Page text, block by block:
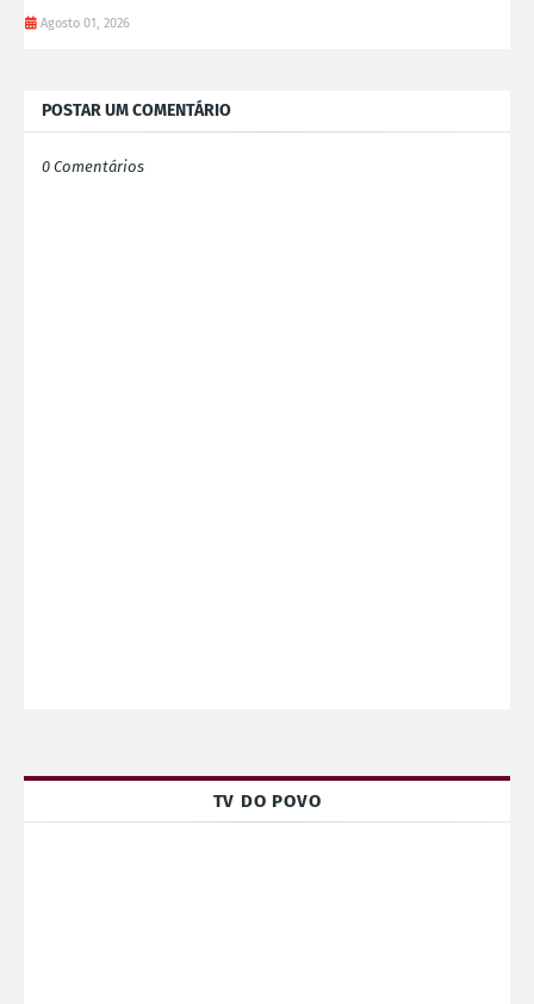
Agosto 01, 2026
POSTAR UM COMENTÁRIO
0 Comentários
TV DO POVO